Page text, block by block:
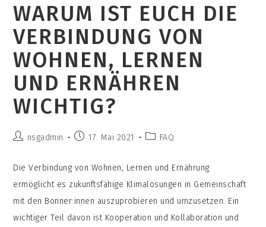
Nachbarnschaft
Und
Besuchende
Von
Eurem
WARUM IST EUCH DIE
VERBINDUNG VON
WOHNEN, LERNEN
UND ERNÄHREN
WICHTIG?
Beitrags-
nsgadmin
Beitrag17. Mai 2021
Beitrags-
FAQ
Die Verbindung von Wohnen, Lernen und Ernährung
ermöglicht es zukunftsfähige Klimalösungen in Gemeinschaft
mit den Bonner:innen auszuprobieren und umzusetzen. Ein
wichtiger Teil davon ist Kooperation und Kollaboration und